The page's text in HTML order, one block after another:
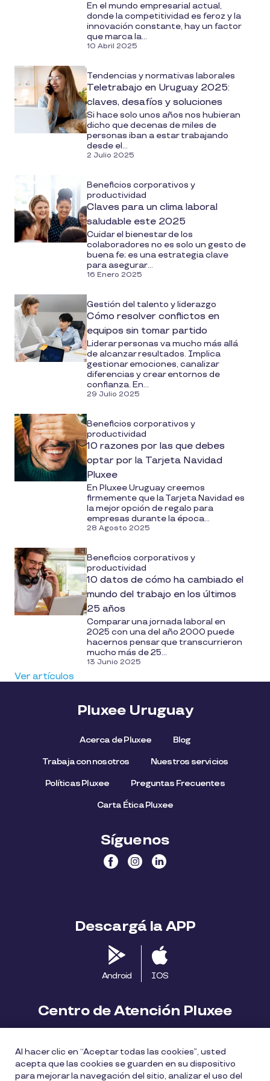
En el mundo empresarial actual,
donde la competitividad es feroz y la
innovación constante, hay un factor
que marca la...
10 Abril 2025
Tendencias y normativas laborales
Teletrabajo en Uruguay 2025:
claves, desafíos y soluciones
Si hace solo unos años nos hubieran
dicho que decenas de miles de
personas iban a estar trabajando
desde el...
2 Julio 2025
Beneficios corporativos y
productividad
Claves para un clima laboral
saludable este 2025
Cuidar el bienestar de los
colaboradores no es solo un gesto de
buena fe; es una estrategia clave
para asegurar...
16 Enero 2025
Gestión del talento y liderazgo
Cómo resolver conflictos en
equipos sin tomar partido
Liderar personas va mucho más allá
de alcanzar resultados. Implica
gestionar emociones, canalizar
diferencias y crear entornos de
confianza. En...
29 Julio 2025
Beneficios corporativos y
productividad
10 razones por las que debes
optar por la Tarjeta Navidad
Pluxee
En Pluxee Uruguay creemos
firmemente que la Tarjeta Navidad es
la mejor opción de regalo para
empresas durante la época...
28 Agosto 2025
Beneficios corporativos y
productividad
10 datos de cómo ha cambiado el
mundo del trabajo en los últimos
25 años
Comparar una jornada laboral en
2025 con una del año 2000 puede
hacernos pensar que transcurrieron
mucho más de 25...
13 Junio 2025
Ver artículos
Pluxee Uruguay
Acerca de Pluxee Blog
Trabaja con nosotros Nuestros servicios
Políticas Pluxee Preguntas Frecuentes
Carta Ética Pluxee
Síguenos
Descargá la APP
Android IOS
Centro de Atención Pluxee
consumidores.uy@pluxeegroup.com
Al hacer clic en “Aceptar todas las cookies”, usted
acepta que las cookies se guarden en su dispositivo
para mejorar la navegación del sitio, analizar el uso del